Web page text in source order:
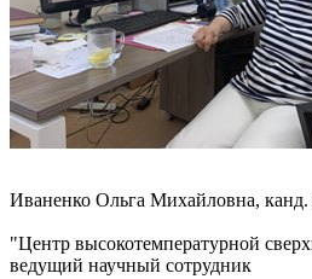
Иваненко Ольга Михайловна, канд.
"Центр высокотемпературной
ведущий научный сотрудник